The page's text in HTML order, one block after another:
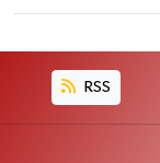
RSS